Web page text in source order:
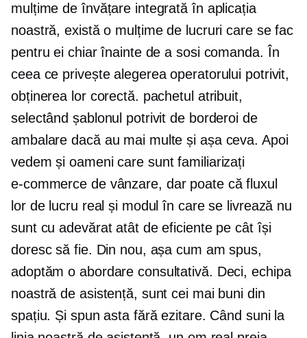
mulțime de învățare integrată în aplicația
noastră, există o mulțime de lucruri care se fac
pentru ei chiar înainte de a sosi comanda. În
ceea ce privește alegerea operatorului potrivit,
obținerea lor corectă. pachetul atribuit,
selectând șablonul potrivit de borderoi de
ambalare dacă au mai multe și așa ceva. Apoi
vedem și oameni care sunt familiarizați
e-commerce de vânzare, dar poate că fluxul
lor de lucru real și modul în care se livrează nu
sunt cu adevărat atât de eficiente pe cât își
doresc să fie. Din nou, așa cum am spus,
adoptăm o abordare consultativă. Deci, echipa
noastră de asistență, sunt cei mai buni din
spațiu. Și spun asta fără ezitare. Când suni la